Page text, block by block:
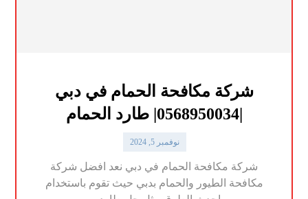
شركة مكافحة الحمام في دبي
|0568950034| طارد الحمام
نوفمبر 5, 2024
شركة مكافحة الحمام في دبي نعد افضل شركة
مكافحة الطيور والحمام بدبي حيث تقوم باستخدام